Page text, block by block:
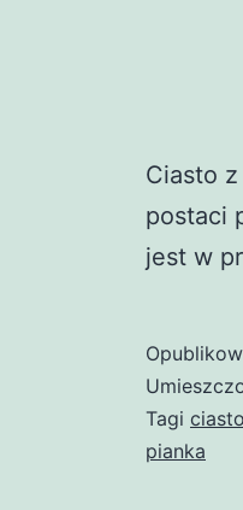
Ciasto
postaci
jest w
Tagi
pianka